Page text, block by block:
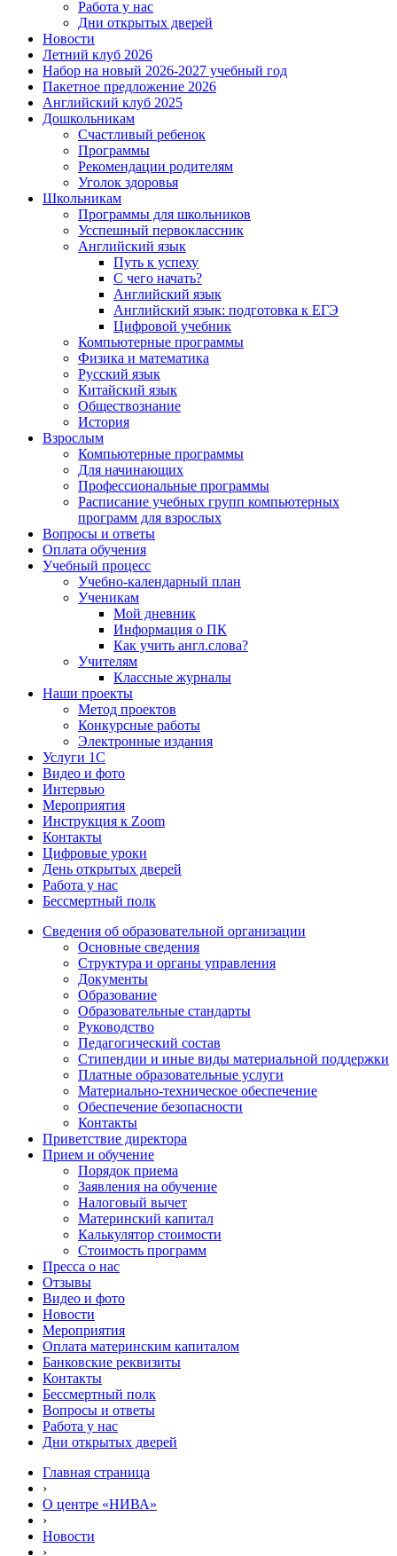
Работа у нас
Дни открытых дверей
Новости
Летний клуб 2026
Набор на новый 2026-2027 учебный год
Пакетное предложение 2026
Английский клуб 2025
Дошкольникам
Счастливый ребенок
Программы
Рекомендации родителям
Уголок здоровья
Школьникам
Программы для школьников
Усспешный первоклассник
Английский язык
Путь к успеху
С чего начать?
Английский язык
Английский язык: подготовка к ЕГЭ
Цифровой учебник
Компьютерные программы
Физика и математика
Русский язык
Китайский язык
Обществознание
История
Взрослым
Компьютерные программы
Для начинающих
Профессиональные программы
Расписание учебных групп компьютерных
программ для взрослых
Вопросы и ответы
Оплата обучения
Учебный процесс
Учебно-календарный план
Ученикам
Мой дневник
Информация о ПК
Как учить англ.слова?
Учителям
Классные журналы
Наши проекты
Метод проектов
Конкурсные работы
Электронные издания
Услуги 1C
Видео и фото
Интервью
Мероприятия
Инструкция к Zoom
Контакты
Цифровые уроки
День открытых дверей
Работа у нас
Бессмертный полк
Сведения об образовательной организации
Основные сведения
Структура и органы управления
Документы
Образование
Образовательные стандарты
Руководство
Педагогический состав
Стипендии и иные виды материальной поддержки
Платные образовательные услуги
Материально-техническое обеспечение
Обеспечение безопасности
Контакты
Приветствие директора
Прием и обучение
Порядок приема
Заявления на обучение
Налоговый вычет
Материнский капитал
Калькулятор стоимости
Стоимость программ
Пресса о нас
Отзывы
Видео и фото
Новости
Мероприятия
Оплата материнским капиталом
Банковские реквизиты
Контакты
Бессмертный полк
Вопросы и ответы
Работа у нас
Дни открытых дверей
Главная страница
›
О центре «НИВА»
›
Новости
›